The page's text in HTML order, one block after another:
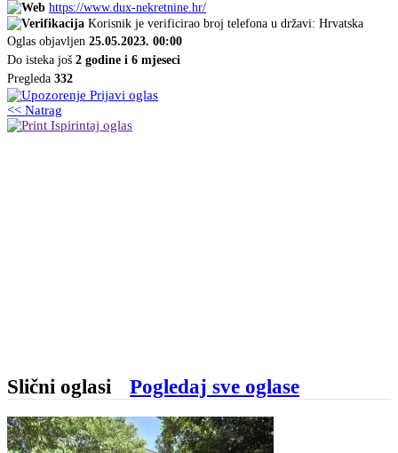
https://www.dux-nekretnine.hr/
Korisnik je verificirao broj telefona u državi: Hrvatska
Oglas objavljen 25.05.2023. 00:00
Do isteka još 2 godine i 6 mjeseci
Pregleda 332
Prijavi oglas
<< Natrag
Ispirintaj oglas
Slični oglasi Pogledaj sve oglase